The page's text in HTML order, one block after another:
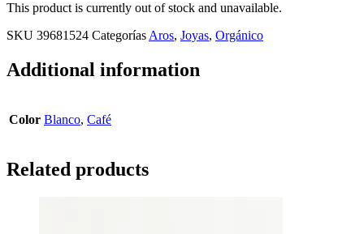
This product is currently out of stock and unavailable.
SKU 39681524 Categorías Aros, Joyas, Orgánico
Additional information
Color Blanco, Café
Related products